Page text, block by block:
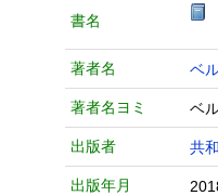
書名
著者名 ベ
著者名ヨミ ベ
出版者 共
出版年月